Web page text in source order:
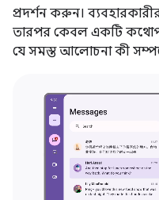
প্রদর্শন করুন।
তারপর কেবল একটি
যে সমস্ত আলোচনা কী